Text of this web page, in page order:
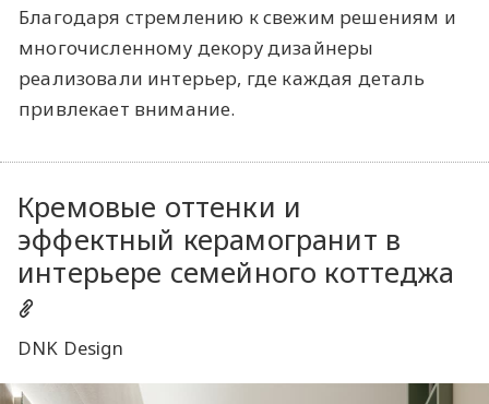
Благодаря стремлению к свежим решениям и
многочисленному декору дизайнеры
реализовали интерьер, где каждая деталь
привлекает внимание.
Кремовые оттенки и
эффектный керамогранит в
интерьере семейного коттеджа
DNK Design